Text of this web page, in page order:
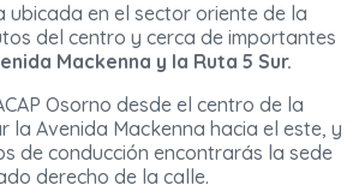
ubicada en el sector oriente de la
del centro y cerca de importantes
Mackenna y la Ruta 5 Sur.
Osorno desde el centro de la
la Avenida Mackenna hacia el este, y
de conducción encontrarás la sede
derecho de la calle.